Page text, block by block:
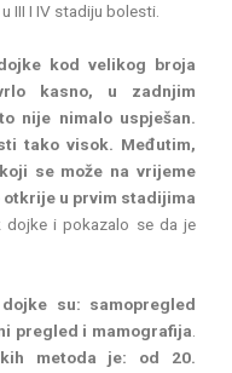
III I IV stadiju bolesti.
kod velikog broja
kasno, u zadnjim
nije nimalo uspješan.
tako visok. Međutim,
se može na vrijeme
u prvim stadijima
i pokazalo se da je
su: samopregled
pregled i mamografija.
metoda je: od 20.